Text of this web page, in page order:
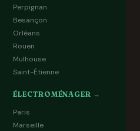
Perpignan
Besançon
Orléans
Rouen
Mulhouse
Saint-Étienne
ÉLECTROMÉNAGER →
Paris
Marseille